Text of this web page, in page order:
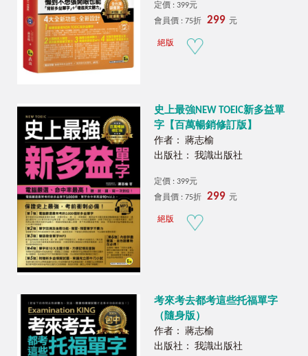
定價 : 399元
會員價 : 75折
299 元
絕版
史上最強NEW TOEIC新多益單
字【百萬暢銷修訂版】
作者： 蔣志榆
出版社： 我識出版社
定價 : 399元
會員價 : 75折
299 元
絕版
考來考去都考這些托福單字
（隨身版）
作者： 蔣志榆
出版社： 我識出版社